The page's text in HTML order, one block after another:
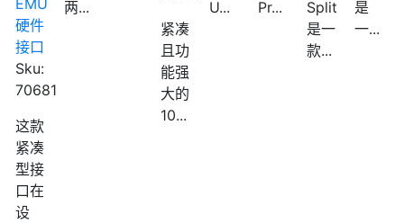
硬件
接口
Sku:
70681
这款
紧凑
型接
口在
设
两...
紧凑
且功
能强
大的
10...
U...
Pr...
Split
是一
款...
是
一...